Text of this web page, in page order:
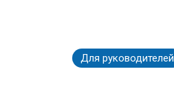
Для руководителей